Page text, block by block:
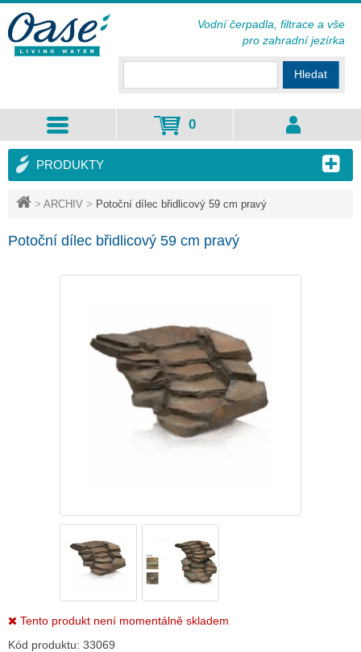
> ARCHIV > Potoční dílec břidlicový 59 cm pravý
Potoční dílec břidlicový 59 cm pravý
Tento produkt není momentálně skladem
Kód produktu: 33069
PRODUKTY
Hledat
0
Vodní čerpadla, filtrace a vše
pro zahradní jezírka